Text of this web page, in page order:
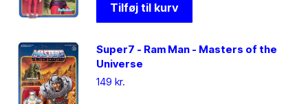
Tilføj til kurv
Super7 - Ram Man - Masters of the
Universe
149 kr.